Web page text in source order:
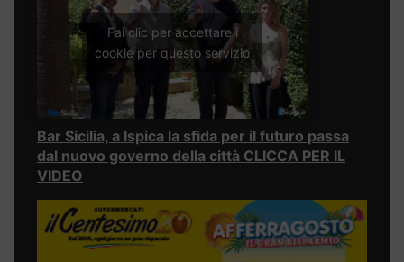
Fai clic per accettare i
cookie per questo servizio
Bar Sicilia, a Ispica la sfida per il futuro passa
dal nuovo governo della città CLICCA PER IL
VIDEO